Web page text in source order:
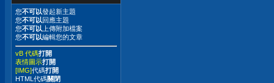
您不可以發起新主題
您不可以 回應主題
您不可以 上傳附加檔案
您不可以編輯您的文章
vB 代碼打開
表情圖示打開
[IMG]代碼打開
HTML代碼關閉